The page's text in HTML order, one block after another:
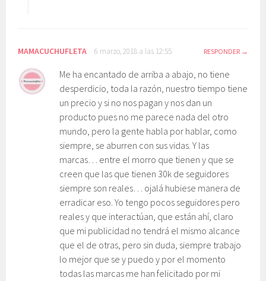
MAMACUCHUFLETA 6 marzo, 2018 a las 12:55 RESPONDER
Me ha encantado de arriba a abajo, no tiene
desperdicio, toda la razón, nuestro tiempo tiene
un precio y si no nos pagan y nos dan un
producto pues no me parece nada del otro
mundo, pero la gente habla por hablar, como
siempre, se aburren con sus vidas. Y las
marcas… entre el morro que tienen y que se
creen que las que tienen 30k de seguidores
siempre son reales… ojalá hubiese manera de
erradicar eso. Yo tengo pocos seguidores pero
reales y que interactúan, que están ahí, claro
que mi publicidad no tendrá el mismo alcance
que el de otras, pero sin duda, siempre trabajo
lo mejor que se y puedo y por el momento
todas las marcas me han felicitado por mi